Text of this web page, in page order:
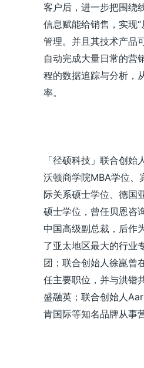
客户后，进一步把围绕
信息赋能给销售，实现
管理。并且其技术产品
自动完成大量日常的营
程的数据追踪与分析，
率。
「径硕科技」联合创始
沃顿商学院MBA学位、
际关系硕士学位、德国
硕士学位，曾任贝恩咨
中国高级副总裁，后作
了亚太地区最大的行业
团；联合创始人徐崑曾
任主要职位，并与洪锴
盛融英；联合创始人
肯国际等知名品牌从事